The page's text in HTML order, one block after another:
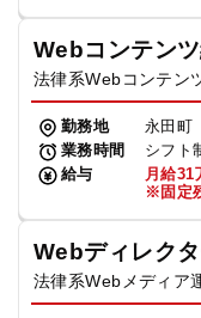
Webコンテン
法律系Webコンテン
勤務地
永田町
業務時間
シフト
給与
月給31
※固定
Webディレクタ
法律系Webメディア